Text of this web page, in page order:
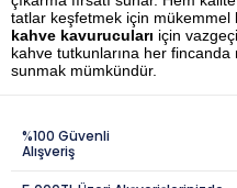
tatlar keşfetmek için mükemmel
kahve kavurucuları için
kahve tutkunlarına her
sunmak mümkündür.
%100 Güvenli
Alışveriş